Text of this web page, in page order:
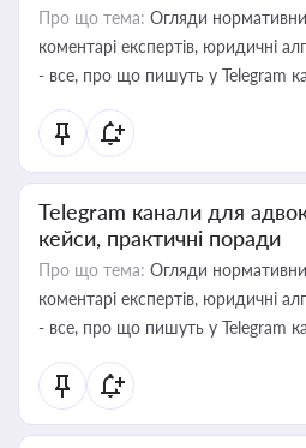
Про що тема: Огляди
коментарі експертів, юридичні
- все, про що пишуть у Telegram
Telegram канали для
кейси, практичні поради
Про що тема: Огляди
коментарі експертів, юридичні
- все, про що пишуть у Telegram